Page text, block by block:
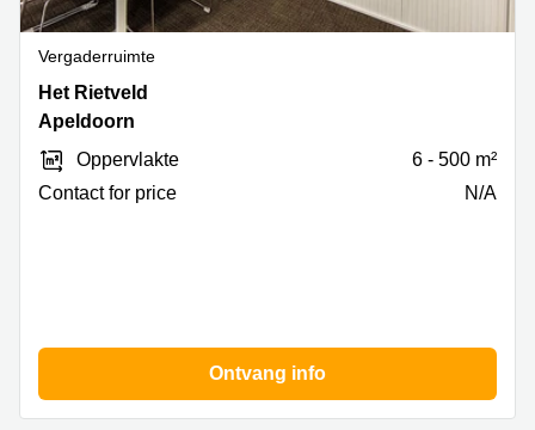
Vergaderruimte
Het
Rietveld
Apeldoorn
Het Rietveld
Apeldoorn
Oppervlakte
6 - 500 m²
Contact for price
N/A
Ontvang info